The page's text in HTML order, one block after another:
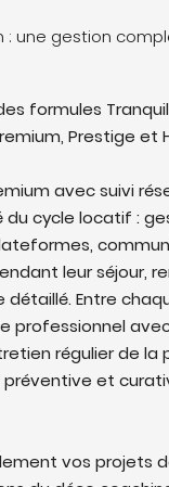
: une gestion
formules
Prestige et
avec suivi
cycle locatif :
leur séjour,
Entre
professionnel
régulier de la
et
vos projets